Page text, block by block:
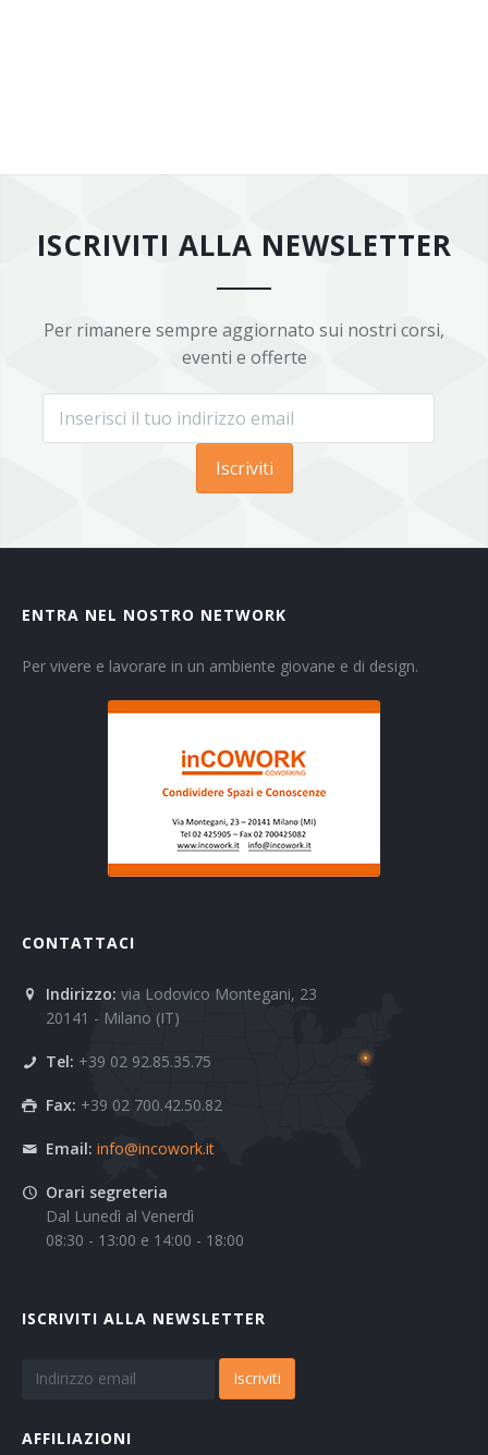
ISCRIVITI ALLA NEWSLETTER
Per rimanere sempre aggiornato sui nostri corsi,
eventi e offerte
Iscriviti
ENTRA NEL NOSTRO NETWORK
Per vivere e lavorare in un ambiente giovane e di design.
CONTATTACI
Indirizzo: via Lodovico Montegani, 23
20141 - Milano (IT)
Tel: +39 02 92.85.35.75
Fax: +39 02 700.42.50.82
Email: info@incowork.it
Orari segreteria
Dal Lunedì al Venerdì
08:30 - 13:00 e 14:00 - 18:00
ISCRIVITI ALLA NEWSLETTER
Iscriviti
AFFILIAZIONI